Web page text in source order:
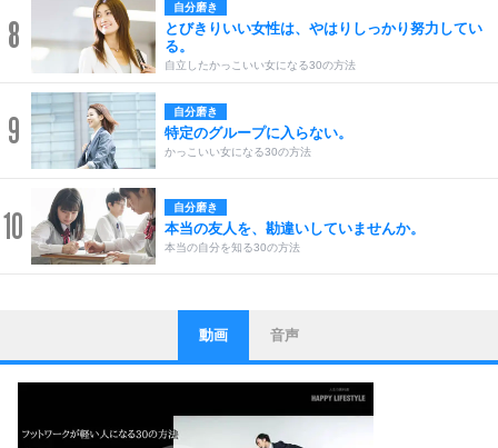
8
自分磨き
とびきりいい女性は、やはりしっかり努力してい
る。
自立したかっこいい女になる30の方法
9 自分磨き
特定のグループに入らない。
かっこいい女になる30の方法
10 自分磨き
本当の友人を、勘違いしていませんか。
本当の自分を知る30の方法
1
ストレス対策
他人と比べない。
いっそのこと、他人を見ない。
いらいらしない人になる30の方法
動画 音声